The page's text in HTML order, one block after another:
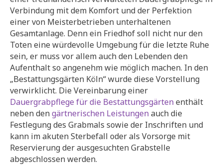
Verbindung mit dem Komfort und der Perfektion
einer von Meisterbetrieben unterhaltenen
Gesamtanlage. Denn ein Friedhof soll nicht nur den
Toten eine würdevolle Umgebung für die letzte Ruhe
sein, er muss vor allem auch den Lebenden den
Aufenthalt so angenehm wie möglich machen. In den
„Bestattungsgärten Köln“ wurde diese Vorstellung
verwirklicht. Die Vereinbarung einer
Dauergrabpflege für die Bestattungsgärten enthält
neben dengärtnerischen Leistungen auch die
Festlegung des Grabmals sowie der Inschriften und
kann im akuten Sterbefall oder als Vorsorge mit
Reservierung der ausgesuchten Grabstelle
abgeschlossen werden.